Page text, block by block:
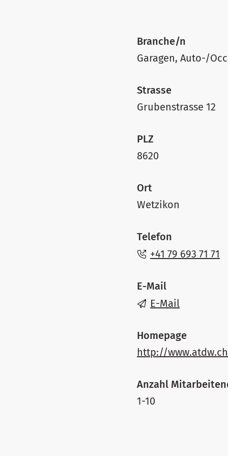
Branche/n
Garagen, Auto-/
Strasse
Grubenstrasse 12
PLZ
8620
Ort
Wetzikon
Telefon
+41 79 693 71 71
E-Mail
E-Mail
Homepage
http://
Anzahl
1-10